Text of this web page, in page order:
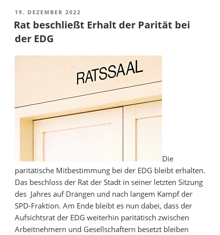
VERÖFFENTLICHT
AM
19. DEZEMBER 2022
Rat beschließt Erhalt der Parität bei
der EDG
Die
paritätische Mitbestimmung bei der EDG bleibt erhalten.
Das beschloss der Rat der Stadt in seiner letzten Sitzung
des Jahres auf Drängen und nach langem Kampf der
SPD-Fraktion. Am Ende bleibt es nun dabei, dass der
Aufsichtsrat der EDG weiterhin paritätisch zwischen
Arbeitnehmern und Gesellschaftern besetzt bleiben